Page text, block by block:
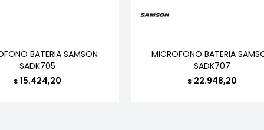
BATERIA SAMSON
SADK705
$ 15.424,20
MICROFONO BATERIA
SADK707
$ 22.948,20